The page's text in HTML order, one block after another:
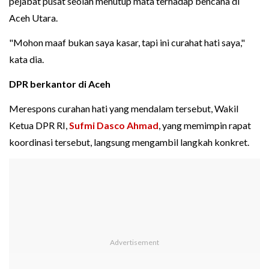
Aceh Utara.
"Mohon maaf bukan saya kasar, tapi ini curahat hati saya,"
kata dia.
DPR berkantor di Aceh
Merespons curahan hati yang mendalam tersebut, Wakil
Ketua DPR RI,Sufmi Dasco Ahmad, yang memimpin rapat
koordinasi tersebut, langsung mengambil langkah konkret.